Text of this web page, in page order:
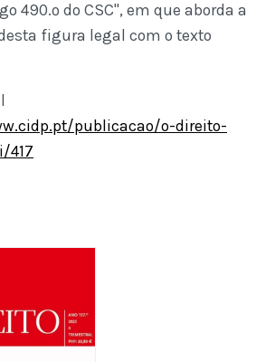
490.º do CSC", em que aborda a
figura legal com o texto
publicacao/o-direito-
417